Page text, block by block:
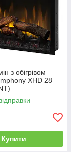
з обігрівом
XHD 28
Купити